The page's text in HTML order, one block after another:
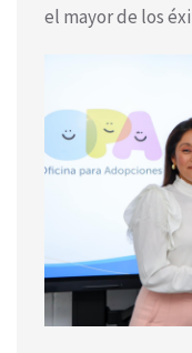
el mayor de los